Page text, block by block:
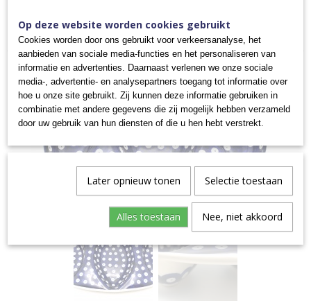
Home >ONTBIJT, LUNCH & DINER>SCHALEN>
PRESENTEERSCHALEN> 3 VAKS SCHAALTJE
Op deze website worden cookies gebruikt
Cookies worden door ons gebruikt voor verkeersanalyse, het
aanbieden van sociale media-functies en het personaliseren van
informatie en advertenties. Daarnaast verlenen we onze sociale
media-, advertentie- en analysepartners toegang tot informatie over
hoe u onze site gebruikt. Zij kunnen deze informatie gebruiken in
combinatie met andere gegevens die zij mogelijk hebben verzameld
door uw gebruik van hun diensten of die u hen hebt verstrekt.
Later opnieuw tonen Selectie toestaan
Alles toestaan Nee, niet akkoord